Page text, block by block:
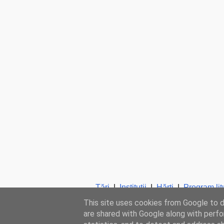
Ţări|Instituţii|Hărţi|Program
This site uses cookies from Google to
are shared with Google along with